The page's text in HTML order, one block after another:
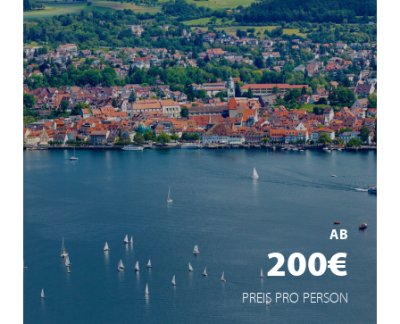
AB
200€
PREIS PRO PERSON
Buspendel nach Friedrichshafen und Überlingen
Ausgewählte Partnerhotels
MEHR ERFAHREN